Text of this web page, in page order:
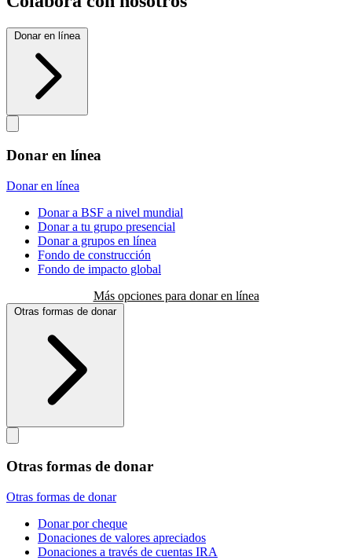
Donar en línea
Donar en línea
Donar en línea
Donar a BSF a nivel mundial
Donar a tu grupo presencial
Donar a grupos en línea
Fondo de construcción
Fondo de impacto global
Más opciones para donar en línea
Otras formas de donar
Otras formas de donar
Otras formas de donar
Donar por cheque
Donaciones de valores apreciados
Donaciones a través de cuentas IRA